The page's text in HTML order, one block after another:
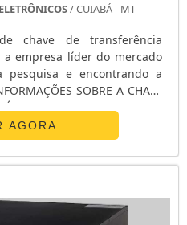
/ CUIABÁ - MT
chave de transferência
empresa líder do mercado
pesquisa e encontrando a
SOBRE A CHAVE
ATSQuem procura por
ats em uma empresa
E. C. A. Equipamentos
é possível encontrar
AGORA